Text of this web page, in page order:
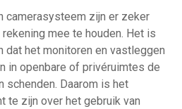
camerasysteem zijn er zeker
mee te houden. Het is
het monitoren en vastleggen
in openbare of privéruimtes de
schenden. Daarom is het
te zijn over het gebruik van